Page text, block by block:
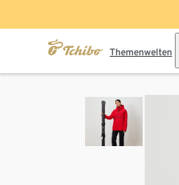
Themenwelten